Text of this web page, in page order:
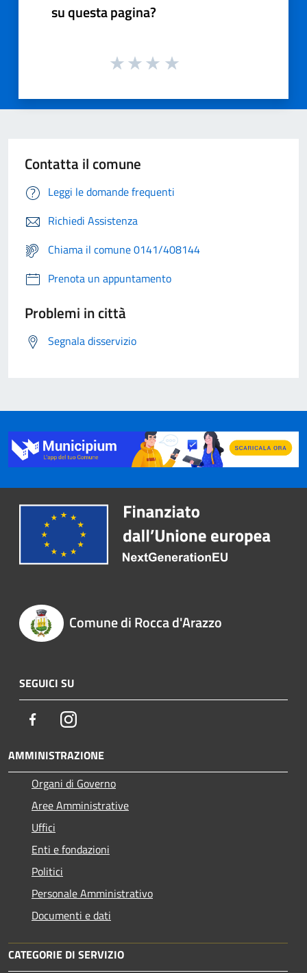
su questa pagina?
Contatta il comune
Leggi le domande frequenti
Richiedi Assistenza
Chiama il comune 0141/408144
Prenota un appuntamento
Problemi in città
Segnala disservizio
Comune di Rocca d'Arazzo
SEGUICI SU
FacebookInstagram
AMMINISTRAZIONE
Organi di Governo
Aree Amministrative
Uffici
Enti e fondazioni
Politici
Personale Amministrativo
Documenti e dati
CATEGORIE DI SERVIZIO